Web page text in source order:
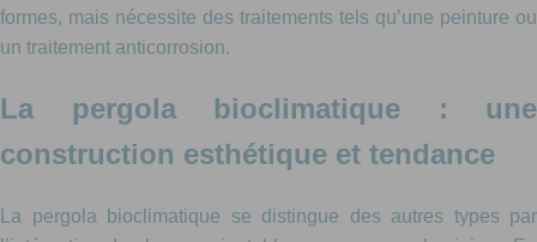
formes, mais nécessite des traitements tels qu’une peinture ou
un traitement anticorrosion.
La pergola bioclimatique : une
construction esthétique et tendance
La pergola bioclimatique se distingue des autres types par